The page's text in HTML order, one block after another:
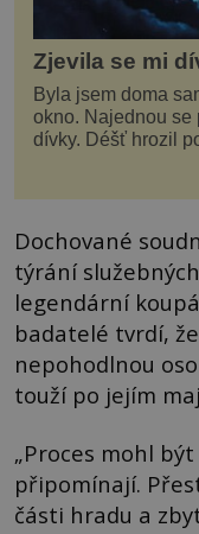
Zjevila se mi
Byla jsem doma
okno. Najednou se
dívky. Déšť hrozil
bouřka. Do topolů
Dochované
týrání
legendární
badatelé tvrdí,
nepohodlnou
touží po jejím
„Proces mohl
připomínají.
části hradu a